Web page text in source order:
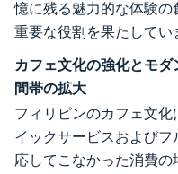
憶に残る魅力的な体験の
重要な役割を果たしてい
カフェ文化の強化とモ
間帯の拡大
フィリピンのカフェ文
イックサービスおよび
応してこなかった消費の